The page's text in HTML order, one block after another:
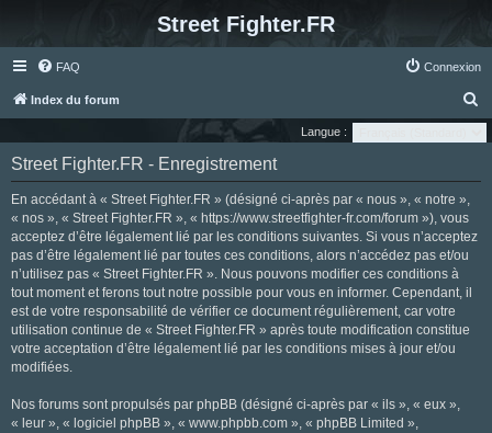
Street Fighter.FR
FAQ Connexion
Index du forum
e
Langue :
Street Fighter.FR - Enregistrement
En accédant à « Street Fighter.FR » (désigné ci-après par « nous », « notre »,
« nos », « Street Fighter.FR », « https://www.streetfighter-fr.com/forum »), vous
acceptez d’être légalement lié par les conditions suivantes. Si vous n’acceptez
pas d’être légalement lié par toutes ces conditions, alors n’accédez pas et/ou
n’utilisez pas « Street Fighter.FR ». Nous pouvons modifier ces conditions à
tout moment et ferons tout notre possible pour vous en informer. Cependant, il
est de votre responsabilité de vérifier ce document régulièrement, car votre
utilisation continue de « Street Fighter.FR » après toute modification constitue
votre acceptation d’être légalement lié par les conditions mises à jour et/ou
modifiées.
Nos forums sont propulsés par phpBB (désigné ci-après par « ils », « eux »,
« leur », « logiciel phpBB », « www.phpbb.com », « phpBB Limited »,